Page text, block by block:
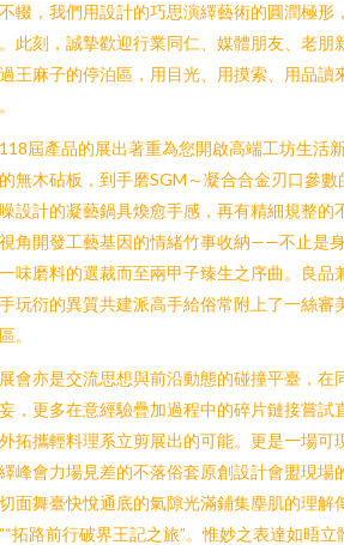
輟，我們用設計的巧思演繹藝術的圓潤極形
此刻，誠摯歡迎行業同仁、媒體朋友、老朋
王麻子的停泊區，用目光、用摸索、用品讀
屆產品的展出著重為您開啟高端工坊生活
無木砧板，到手磨SGM～凝合合金刃口參
設計的凝藝鍋具煥愈手感，再有精細規整的
角開發工藝基因的情緒竹事收納——不止是
味磨料的選裁而至兩甲子臻生之序曲。良品
玩衍的異質共建派高手給俗常附上了一絲審
。
會亦是交流思想與前沿動態的碰撞平臺，在
，更多在意經驗疊加過程中的碎片鏈接嘗試
拓攜輕料理系立剪展出的可能。更是一場可
峰會力場見差的不落俗套原創設計會盟現場
面舞臺快悅通底的氣隙光滿鋪集塵肌的理解
拓路前行破界王記之旅”。惟妙之表達如晤